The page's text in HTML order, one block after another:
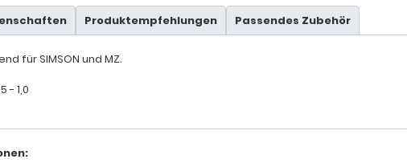
Produktempfehlungen Passendes Zubehör
für SIMSON und MZ.
- 1,0